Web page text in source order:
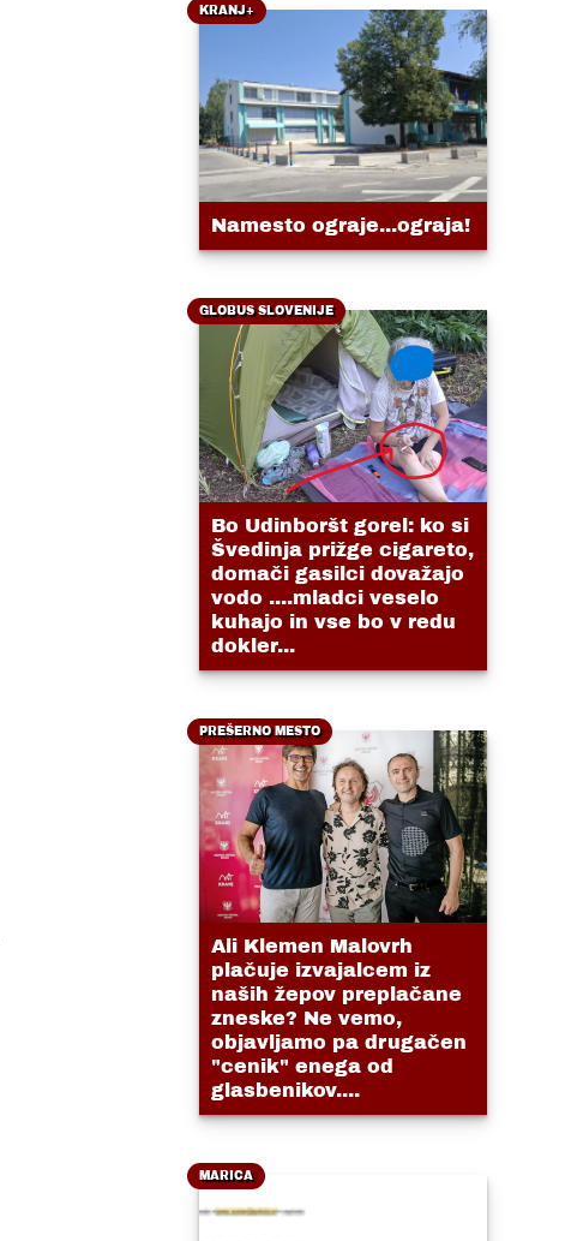
KRANJ+
Namesto ograje...ograja!
GLOBUS SLOVENIJE
Bo Udinboršt gorel: ko si
Švedinja prižge cigareto,
domači gasilci dovažajo
vodo ....mladci veselo
kuhajo in vse bo v redu
dokler...
PREŠERNO MESTO
Ali Klemen Malovrh
plačuje izvajalcem iz
naših žepov preplačane
zneske? Ne vemo,
objavljamo pa drugačen
"cenik" enega od
glasbenikov....
MARICA